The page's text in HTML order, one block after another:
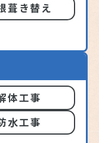
葺き替え
体工事
水工事